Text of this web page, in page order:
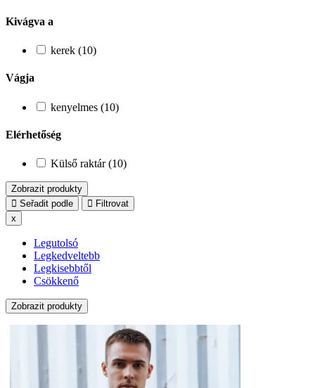
Kivágva a
kerek (10)
Vágja
kenyelmes (10)
Elérhetőség
Külső raktár (10)
Zobrazit produkty
Seřadit podle
Filtrovat
x
Legutolsó
Legkedveltebb
Legkisebbtől
Csökkenő
Zobrazit produkty